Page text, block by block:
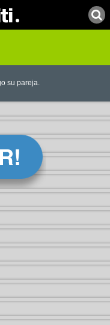
su pareja.